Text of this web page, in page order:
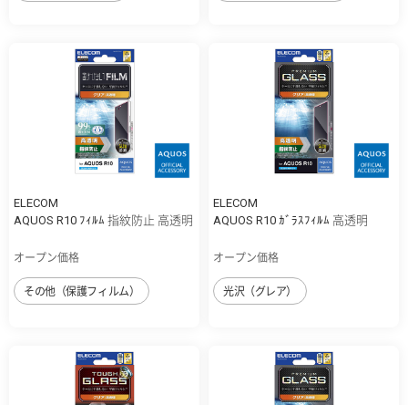
ELECOM
AQUOS R10 ﾌｨﾙﾑ 指紋防止 高透明
オープン価格
その他（保護フィルム）
ELECOM
AQUOS R10 ｶﾞﾗｽﾌｨﾙﾑ 高透明
オープン価格
光沢（グレア）